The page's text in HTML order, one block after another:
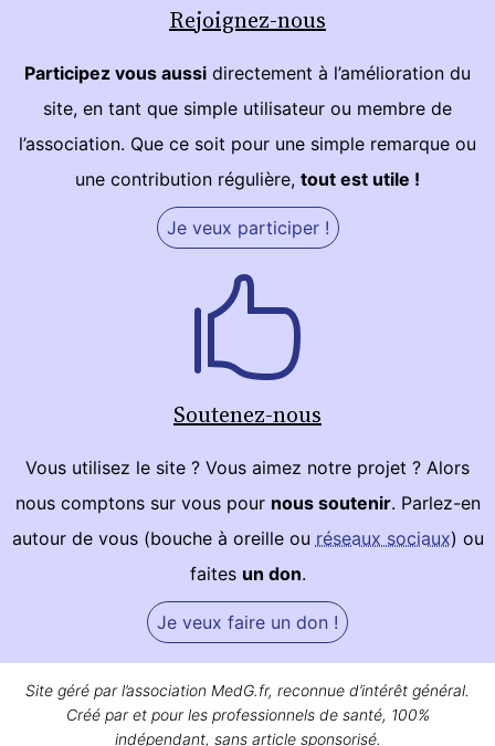
Rejoignez-nous
Participez vous aussi directement à l’amélioration du
site, en tant que simple utilisateur ou membre de
l’association. Que ce soit pour une simple remarque ou
une contribution régulière, tout est utile !
Je veux participer !
Soutenez-nous
Vous utilisez le site ? Vous aimez notre projet ? Alors
nous comptons sur vous pour nous soutenir. Parlez-en
autour de vous (bouche à oreille ou réseaux sociaux) ou
faites un don.
Je veux faire un don !
Site géré par l’association MedG.fr, reconnue d’intérêt général.
Créé par et pour les professionnels de santé, 100%
indépendant, sans article sponsorisé.